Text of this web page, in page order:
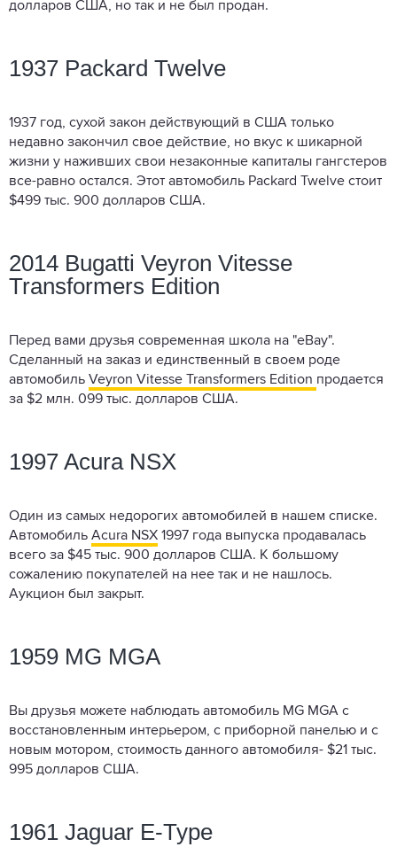
долларов США, но так и не был продан.
1937 Packard Twelve
1937 год, сухой закон действующий в США только
недавно закончил свое действие, но вкус к шикарной
жизни у наживших свои незаконные капиталы гангстеров
все-равно остался. Этот автомобиль Packard Twelve стоит
$499 тыс. 900 долларов США.
2014 Bugatti Veyron Vitesse
Transformers Edition
Перед вами друзья современная школа на "eBay".
Сделанный на заказ и единственный в своем роде
автомобиль Veyron Vitesse Transformers Edition продается
за $2 млн. 099 тыс. долларов США.
1997 Acura NSX
Один из самых недорогих автомобилей в нашем списке.
Автомобиль Acura NSX 1997 года выпуска продавалась
всего за $45 тыс. 900 долларов США. К большому
сожалению покупателей на нее так и не нашлось.
Аукцион был закрыт.
1959 MG MGA
Вы друзья можете наблюдать автомобиль MG MGA с
восстановленным интерьером, с приборной панелью и с
новым мотором, стоимость данного автомобиля- $21 тыс.
995 долларов США.
1961 Jaguar E-Type